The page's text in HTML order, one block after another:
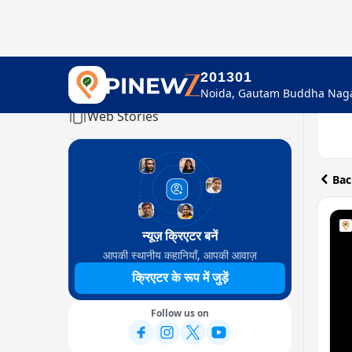
201301
Home
Web Stories
न्यूज़ क्रिएटर बनें
आपकी स्थानीय कहानियाँ, आपकी आवाज़
क्रिएटर के रूप में जुड़ें
Follow us on